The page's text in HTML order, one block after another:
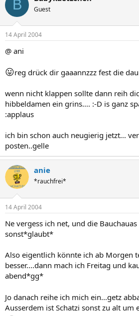
B Guest
14 April 2004
@ ani
😛reg drück dir gaaannzzz fest die
wenn nicht klappen sollte dann reih
hibbeldamen ein grins.... :-D is ganz
:applaus
ich bin schon auch neugierig jetzt...
posten..gelle
anie
*rauchfrei*
14 April 2004
Ne vergess ich net, und die
sonst*glaubt*
Also eigentlich könnte ich ab Morgen
besser....dann mach ich Freitag und
abend*gg*
Jo danach reihe ich mich ein...getz
Ausserdem ist Schatzi sonst zu alt um